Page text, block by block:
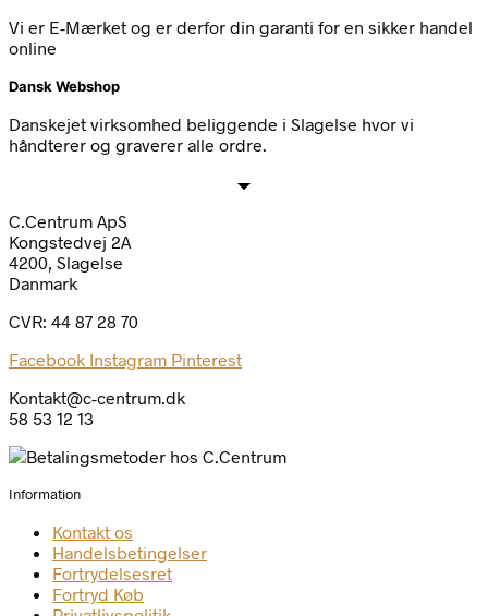
Vi er E-Mærket og er derfor din garanti for en sikker handel
online
Dansk Webshop
Danskejet virksomhed beliggende i Slagelse hvor vi
håndterer og graverer alle ordre.
C.Centrum ApS
Kongstedvej 2A
4200, Slagelse
Danmark
CVR: 44 87 28 70
Facebook Instagram Pinterest
Kontakt@c-centrum.dk
58 53 12 13
Information
Kontakt os
Handelsbetingelser
Fortrydelsesret
Fortryd Køb